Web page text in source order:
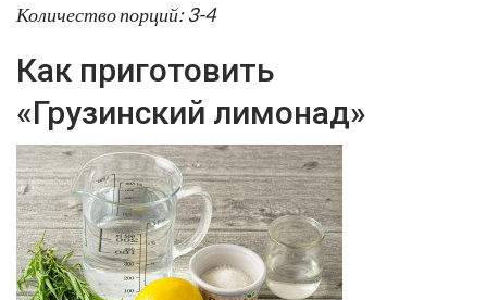
Количество порций: 3-4
Как приготовить
«Грузинский лимонад»